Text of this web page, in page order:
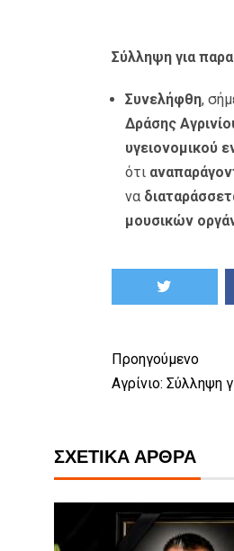
Σύλληψη για
Συνελήφθη,
Δράσης
υγειονομικού
ότι
να
μουσικών
Προηγούμενο
Αγρίνιο: Σύλληψη
ΣΧΕΤΙΚΆ ΆΡΘΡΑ